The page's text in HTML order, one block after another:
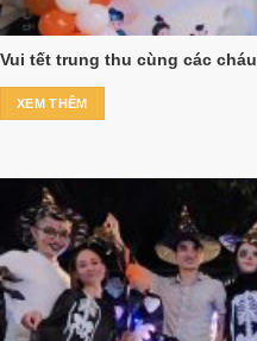
Vui tết trung thu cùng các cháu
XEM THÊM